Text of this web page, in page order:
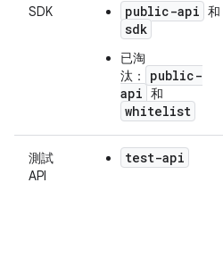
SDK public-api 和
sdk
已淘
汰：
public-
api 和
whitelist
測試
API
test-api